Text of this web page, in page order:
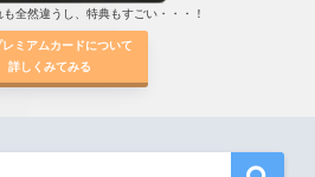
全然違うし、特典もすごい・・・！
ミアムカードについて
詳しくみてみる